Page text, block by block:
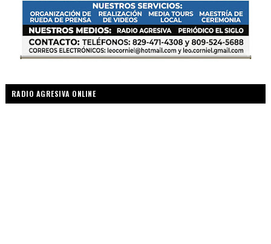
RADIO AGRESIVA ONLINE